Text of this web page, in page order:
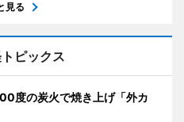
見る
ピックス
度の炭火で焼き上げ「外カ